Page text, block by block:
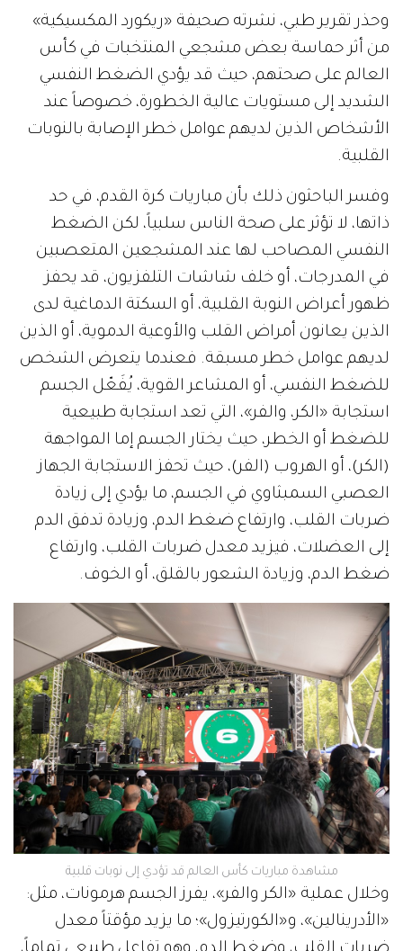
وحذر تقرير طبي، نشرته صحيفة «ريكورد المكسيكية»
من أثر حماسة بعض مشجعي المنتخبات في كأس
العالم على صحتهم، حيث قد يؤدي الضغط النفسي
الشديد إلى مستويات عالية الخطورة، خصوصاً عند
الأشخاص الذين لديهم عوامل خطر الإصابة بالنوبات
القلبية.
وفسر الباحثون ذلك بأن مباريات كرة القدم، في حد
ذاتها، لا تؤثر على صحة الناس سلبياً، لكن الضغط
النفسي المصاحب لها عند المشجعين المتعصبين
في المدرجات، أو خلف شاشات التلفزيون، قد يحفز
ظهور أعراض النوبة القلبية، أو السكتة الدماغية لدى
الذين يعانون أمراض القلب والأوعية الدموية، أو الذين
لديهم عوامل خطر مسبقة. فعندما يتعرض الشخص
للضغط النفسي، أو المشاعر القوية، يُفَعّل الجسم
استجابة «الكر، والفر»، التي تعد استجابة طبيعية
للضغط أو الخطر، حيث يختار الجسم إما المواجهة
(الكر)، أو الهروب (الفر)، حيث تحفز الاستجابة الجهاز
العصبي السمبثاوي في الجسم، ما يؤدي إلى زيادة
ضربات القلب، وارتفاع ضغط الدم، وزيادة تدفق الدم
إلى العضلات، فيزيد معدل ضربات القلب، وارتفاع
ضغط الدم، وزيادة الشعور بالقلق، أو الخوف.
مشاهدة مباريات كأس العالم قد تؤدي إلى نوبات قلبية
وخلال عملية «الكر والفر»، يفرز الجسم هرمونات، مثل:
«الأدرينالين»، و«الكورتيزول»؛ ما يزيد مؤقتاً معدل